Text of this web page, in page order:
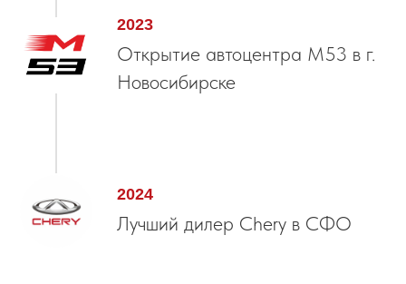
2023
Открытие автоцентра М53 в г.
Новосибирске
2024
Лучший дилер Chery в СФО